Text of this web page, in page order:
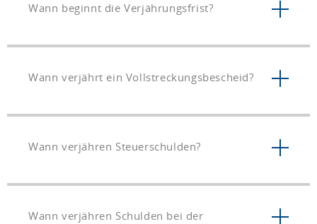
Wann beginnt die Verjährungsfrist?
Wann verjährt ein Vollstreckungsbescheid?
Wann verjähren Steuerschulden?
Wann verjähren Schulden bei der